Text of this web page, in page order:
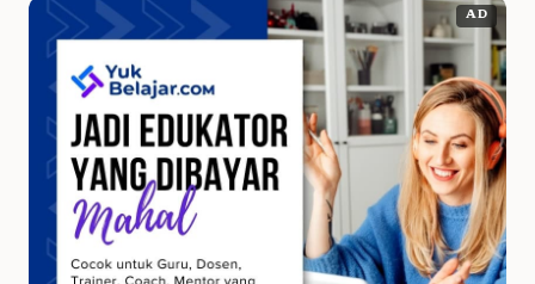
AD